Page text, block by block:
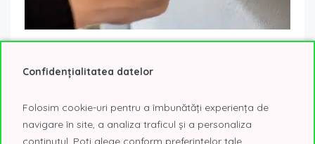
24 martie 2026
Noutati
Monitorul Oficial nr. 199/13.03.2026, au fost introduse
modificări la Legea nr....
Read More
Confidențialitatea datelor
Folosim cookie-uri pentru a îmbunătăți experiența de
navigare în site, a analiza traficul și a personaliza
conținutul. Poți alege conform preferințelor tale.